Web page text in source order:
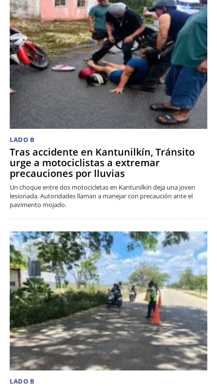
LADO B
Tras accidente en Kantunilkín, Tránsito
urge a motociclistas a extremar
precauciones por lluvias
Un choque entre dos motocicletas en Kantunilkín deja una joven
lesionada. Autoridades llaman a manejar con precaución ante el
pavimento mojado.
LADO B